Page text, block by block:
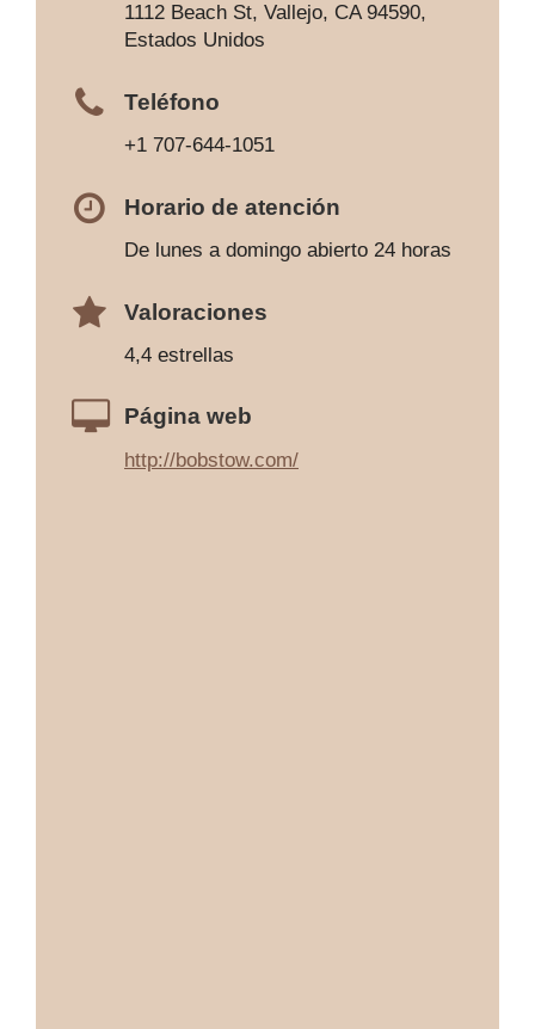
1112 Beach St, Vallejo, CA 94590,
Estados Unidos
Teléfono
+1 707-644-1051
Horario de atención
De lunes a domingo abierto 24 horas
Valoraciones
4,4 estrellas
Página web
http://bobstow.com/